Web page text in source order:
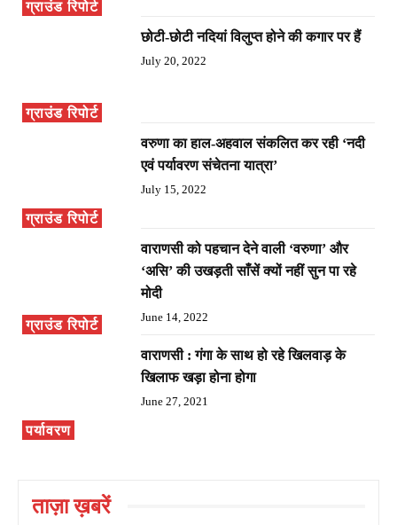
ग्राउंड रिपोर्ट
ग्राउंड रिपोर्ट
छोटी-छोटी नदियां विलुप्त होने की कगार पर हैं
July 20, 2022
ग्राउंड रिपोर्ट
वरुणा का हाल-अहवाल संकलित कर रही ‘नदी
एवं पर्यावरण संचेतना यात्रा’
July 15, 2022
ग्राउंड रिपोर्ट
वाराणसी को पहचान देने वाली ‘वरुणा’ और
‘असि’ की उखड़ती साँसें क्यों नहीं सुन पा रहे
मोदी
June 14, 2022
पर्यावरण
वाराणसी : गंगा के साथ हो रहे खिलवाड़ के
खिलाफ खड़ा होना होगा
June 27, 2021
ताज़ा ख़बरें